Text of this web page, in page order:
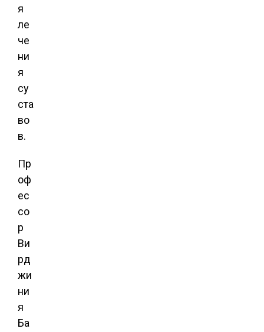
я
ле
че
ни
я
су
ста
во
в.
Пр
оф
ес
со
р
Ви
рд
жи
ни
я
Ба